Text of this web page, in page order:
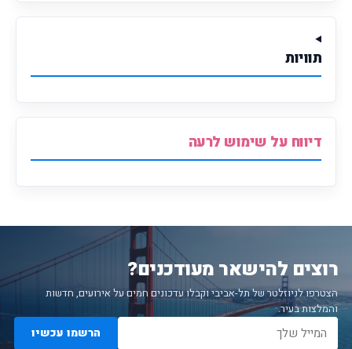
תוויות
דיווח על שימוש לרעה
רוצים להישאר מעודכנים?
הצטרפו לניוזלטר של תל-אביבי וקבלו עדכונים חמים על אירועים, חדשות
והמלצות בעיר.
הרשמו עכשיו